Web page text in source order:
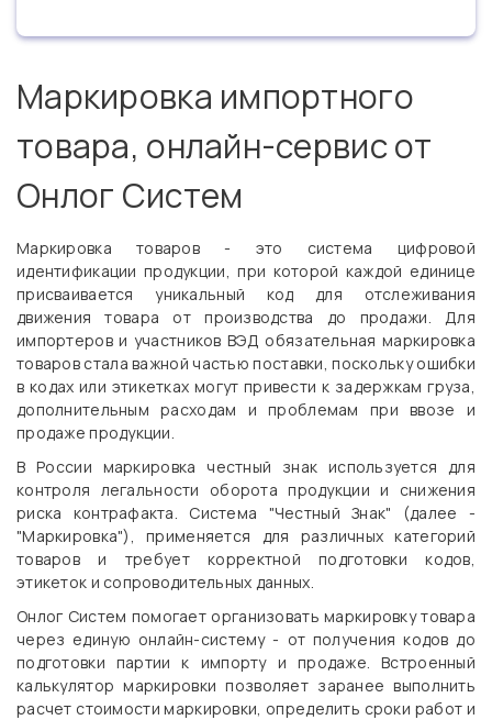
Маркировка импортного
товара, онлайн-сервис от
Онлог Систем
Маркировка товаров - это система цифровой
идентификации продукции, при которой каждой единице
присваивается уникальный код для отслеживания
движения товара от производства до продажи. Для
импортеров и участников ВЭД обязательная маркировка
товаров стала важной частью поставки, поскольку ошибки
в кодах или этикетках могут привести к задержкам груза,
дополнительным расходам и проблемам при ввозе и
продаже продукции.
В России маркировка честный знак используется для
контроля легальности оборота продукции и снижения
риска контрафакта. Система "Честный Знак" (далее -
"Маркировка"), применяется для различных категорий
товаров и требует корректной подготовки кодов,
этикеток и сопроводительных данных.
Онлог Систем помогает организовать маркировку товара
через единую онлайн-систему - от получения кодов до
подготовки партии к импорту и продаже. Встроенный
калькулятор маркировки позволяет заранее выполнить
расчет стоимости маркировки, определить сроки работ и